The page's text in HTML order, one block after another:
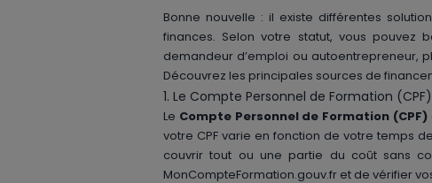
Bonne nouvelle : il existe différentes
finances. Selon votre statut, vous pouvez
demandeur d’emploi ou autoentrepreneur,
Découvrez les principales sources de
1. Le Compte Personnel de Formation (CPF)
Le Compte Personnel de Formation (CPF)
votre CPF varie en fonction de votre temps
couvrir tout ou une partie du coût sans
MonCompteFormation.gouv.fr et de vérifier